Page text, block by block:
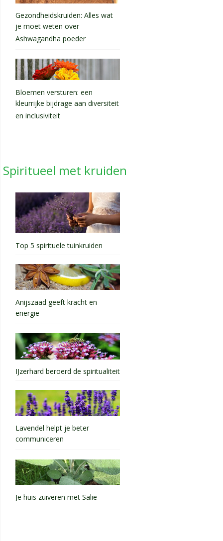
Gezondheidskruiden: Alles wat
je moet weten over
Ashwagandha poeder
Bloemen versturen: een
kleurrijke bijdrage aan diversiteit
en inclusiviteit
Spiritueel met kruiden
Top 5 spirituele tuinkruiden
Anijszaad geeft kracht en
energie
IJzerhard beroerd de spiritualiteit
Lavendel helpt je beter
communiceren
Je huis zuiveren met Salie